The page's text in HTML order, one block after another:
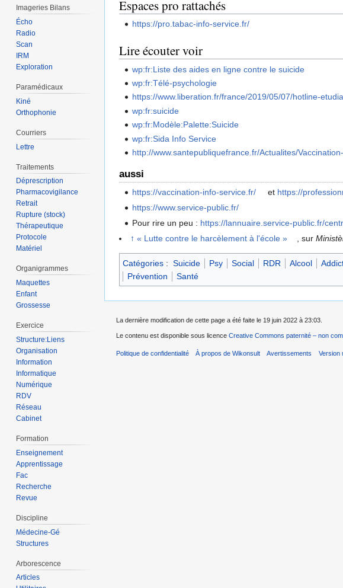
Espaces pro rattachés
https://pro.tabac-info-service.fr/
Lire écouter voir
wp:fr:Liste des aides en ligne contre le suicide
wp:fr:Télé-psychologie
https://www.liberation.fr/france/2019/05/07/hotline-
wp:fr:suicide
wp:fr:Modèle:Palette:Suicide
wp:fr:Sida Info Service
http://www.santepubliquefrance.fr/Actualites/
aussi
https://vaccination-info-service.fr/ et https://
https://www.service-public.fr/
Pour rire un peu : https://lannuaire.service-public.fr/
↑ « Lutte contre le harcèlement à l'école » , sur
Catégories : Suicide Psy Social RDR Alcool
Prévention
Santé
Imageries Bilans
Écho
Radio
Scan
IRM
Exploration
Paramédicaux
Kiné
Orthophonie
Courriers
Lettre
Traitements
Déprescription
Pharmacovigilance
Retrait
Rupture (stock)
Thérapeutique
Protocole
Matériel
Organigrammes
Maquettes
Enfant
Grossesse
Exercice
Structure:Liens
Organisation
Information
Informatique
Numérique
RDV
Réseau
Cabinet
Formation
Enseignement
Apprentissage
Fac
Recherche
Revue
Discipline
Médecine-Gé
Structures
Arborescence
Articles
La dernière modification de cette page a été faite le 19 juin 2022 à 23:03.
Le contenu est disponible sous licence Creative Commons paternité – non
Politique de confidentialité À propos de Wikonsult Avertissements Version